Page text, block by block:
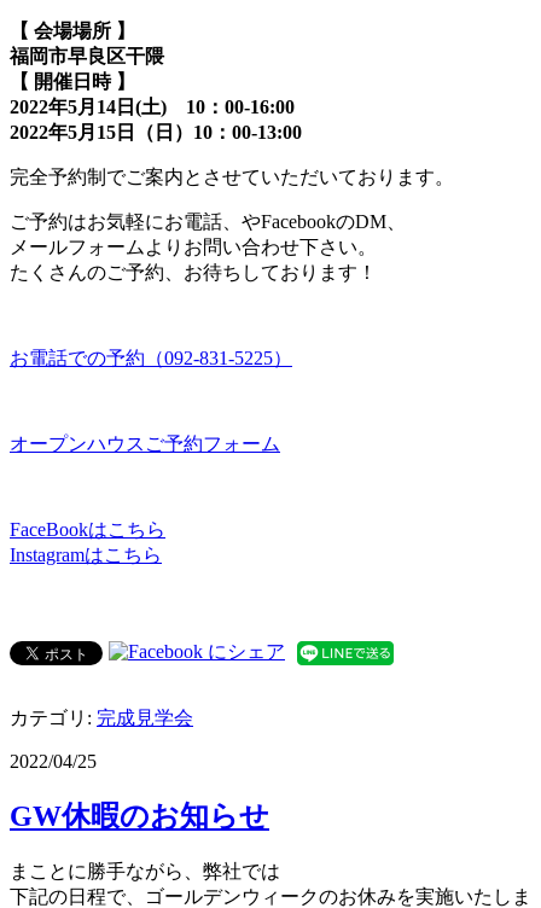
【 会場場所 】
福岡市早良区干隈
【 開催日時 】
2022年5月14日(土) 10：00-16:00
2022年5月15日（日）10：00-13:00
完全予約制でご案内とさせていただいております。
ご予約はお気軽にお電話、やFacebookのDM、
メールフォームよりお問い合わせ下さい。
たくさんのご予約、お待ちしております！
お電話での予約（092-831-5225）
オープンハウスご予約フォーム
FaceBookはこちら
Instagramはこちら
カテゴリ: 完成見学会
2022/04/25
GW休暇のお知らせ
まことに勝手ながら、弊社では
下記の日程で、ゴールデンウィークのお休みを実施いたしま